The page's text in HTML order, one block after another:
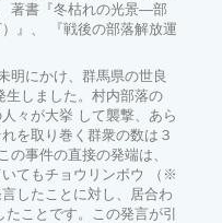
著書『冬枯れの光景―部
』、 『戦後の部落解放運
明にかけ、群馬県の世良
生しました。村内部落の
々が大挙 して襲撃、あら
を取り巻く群衆の数は３
の事件の直接の発端は、
てもチョウリンボウ （※
したことに対し、居合わ
ことです。この発言が引